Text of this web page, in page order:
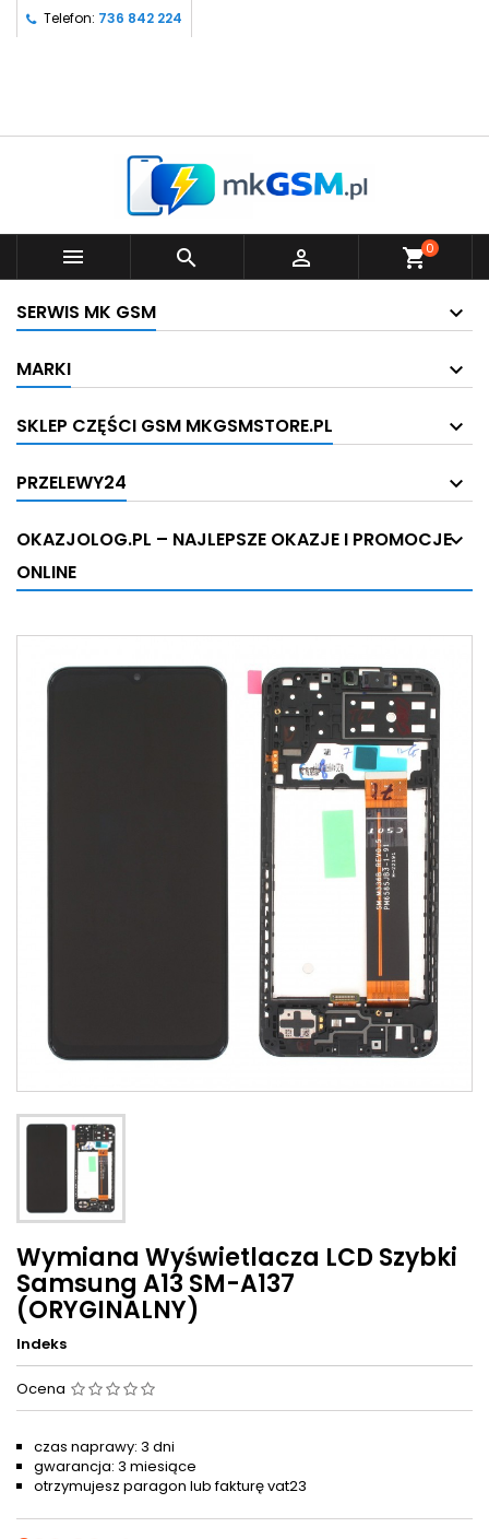
Telefon: 736 842 224
   shopping_cart0
SERWIS MK GSM
MARKI
SKLEP CZĘŚCI GSM MKGSMSTORE.PL
PRZELEWY24
OKAZJOLOG.PL – NAJLEPSZE OKAZJE I PROMOCJE
ONLINE
Wymiana Wyświetlacza LCD Szybki
Samsung A13 SM-A137
(ORYGINALNY)
Indeks
Ocena
czas naprawy: 3 dni
gwarancja: 3 miesiące
otrzymujesz paragon lub fakturę vat23